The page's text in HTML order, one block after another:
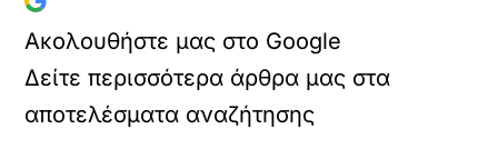
Ακολουθήστε μας στο Google
Δείτε περισσότερα άρθρα μας στα
αποτελέσματα αναζήτησης